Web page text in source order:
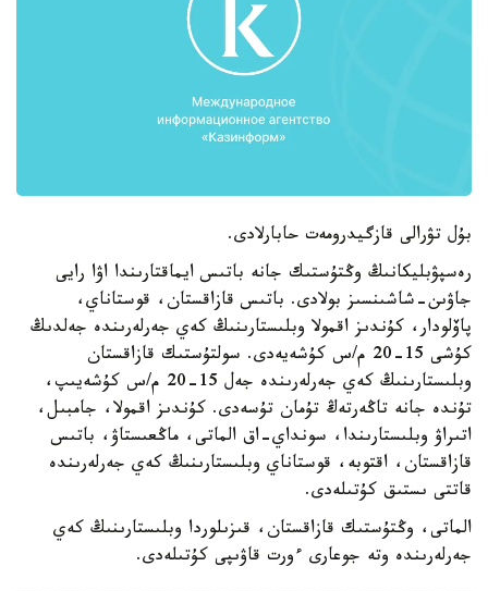
بۇل تۋرالى قازگيدرومەت حابارلادى.
رەسپۋبليكانىڭ وڭتۇستىك جانە باتىس ايماقتارىندا اۋا رايى
جاۋىن-شاشىنسىز بولادى. باتىس قازاقستان، قوستاناي،
پاۆلودار، كۇندىز اقمولا وبلىستارىنىڭ كەي جەرلەرىندە جەلدىڭ
كۇشى 15-20 م/س كۇشەيەدى. سولتۇستىك قازاقستان
وبلىستارىنىڭ كەي جەرلەرىندە جەل 15-20 م/س كۇشەيىپ،
تۇندە جانە تاڭەرتەڭ تۇمان تۇسەدى. كۇندىز اقمولا، جامبىل،
اتىراۋ وبلىستارىندا، سونداي-اق الماتى، ماڭعىستاۋ، باتىس
قازاقستان، اقتوبە، قوستاناي وبلىستارىنىڭ كەي جەرلەرىندە
قاتتى ىستىق كۇتىلەدى.
الماتى، وڭتۇستىك قازاقستان، قىزىلوردا وبلىستارىنىڭ كەي
جەرلەرىندە وتە جوعارى ءورت قاۋىپى كۇتىلەدى.